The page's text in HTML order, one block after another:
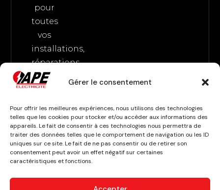
Gérer le consentement
Pour offrir les meilleures expériences, nous utilisons des technologies
telles que les cookies pour stocker et/ou accéder aux informations des
appareils. Le fait de consentir à ces technologies nous permettra de
traiter des données telles que le comportement de navigation ou les ID
uniques sur ce site. Le fait de ne pas consentir ou de retirer son
consentement peut avoir un effet négatif sur certaines
caractéristiques et fonctions.
pour
toutes
vos
installations,
réparations
et
maintenances.
confiance
à
notre
expertise